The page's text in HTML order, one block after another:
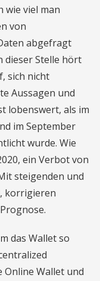
wie viel man
von
abgefragt
dieser Stelle hört
sich nicht
Aussagen und
lobenswert, als im
im September
wurde. Wie
ein Verbot von
steigenden und
korrigieren
das Wallet so
Online Wallet und